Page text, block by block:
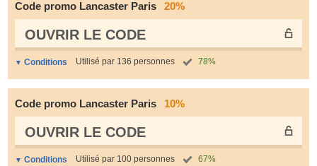
Code promo Lancaster Paris 20%
OUVRIR LE СODE
Conditions Utilisé par 136 personnes 78%
Code promo Lancaster Paris 10%
OUVRIR LE СODE
Conditions Utilisé par 100 personnes 67%